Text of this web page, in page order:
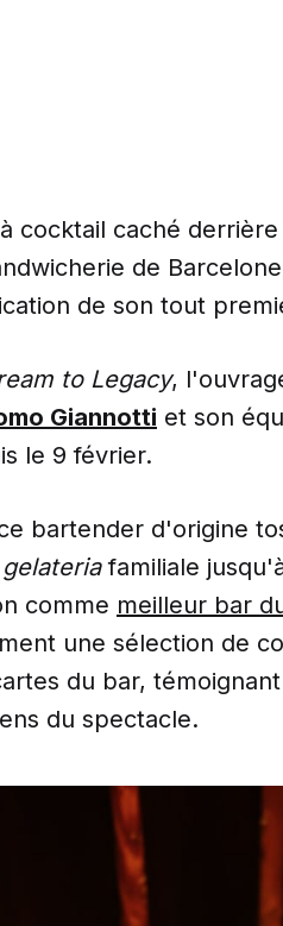
cocktail caché
de
de son tout
to Legacy,
Giannotti et son
le 9 février.
bartender d'origine
gelateriafamiliale
comme meilleur bar
une sélection de
du bar,
du spectacle.